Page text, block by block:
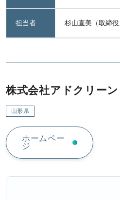
担当者 杉山直美（取締役
株式会社アドクリーン
山形県
ホームペー
ジ